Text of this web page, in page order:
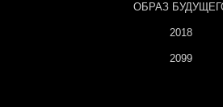
ОБРАЗ
2018
2099